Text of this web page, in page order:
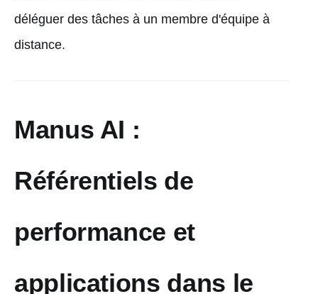
déléguer des tâches à un membre d'équipe à
distance.
Manus AI :
Référentiels de
performance et
applications dans le